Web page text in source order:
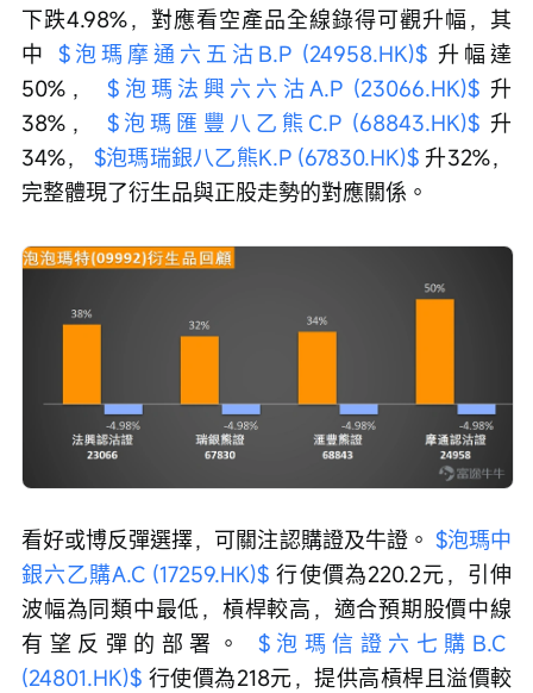
下跌4.98%，對應看空產品全線錄得可觀升幅，其
中 $泡瑪摩通六五沽B.P (24958.HK)$ 升幅達
50%， $泡瑪法興六六沽A.P (23066.HK)$ 升
38%， $泡瑪匯豐八乙熊C.P (68843.HK)$ 升
34%， $泡瑪瑞銀八乙熊K.P (67830.HK)$ 升32%，
完整體現了衍生品與正股走勢的對應關係。
看好或博反彈選擇，可關注認購證及牛證。 $泡瑪中
銀六乙購A.C (17259.HK)$ 行使價為220.2元，引伸
波幅為同類中最低，槓桿較高，適合預期股價中線
有望反彈的部署。 $泡瑪信證六七購B.C
(24801.HK)$ 行使價為218元，提供高槓桿且溢價較